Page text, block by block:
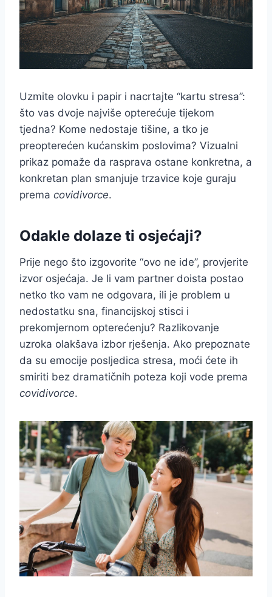
Uzmite olovku i papir i nacrtajte “kartu stresa”:
što vas dvoje najviše opterećuje tijekom
tjedna? Kome nedostaje tišine, a tko je
preopterećen kućanskim poslovima? Vizualni
prikaz pomaže da rasprava ostane konkretna, a
konkretan plan smanjuje trzavice koje guraju
prema covidivorce.
Odakle dolaze ti osjećaji?
Prije nego što izgovorite “ovo ne ide”, provjerite
izvor osjećaja. Je li vam partner doista postao
netko tko vam ne odgovara, ili je problem u
nedostatku sna, financijskoj stisci i
prekomjernom opterećenju? Razlikovanje
uzroka olakšava izbor rješenja. Ako prepoznate
da su emocije posljedica stresa, moći ćete ih
smiriti bez dramatičnih poteza koji vode prema
covidivorce.